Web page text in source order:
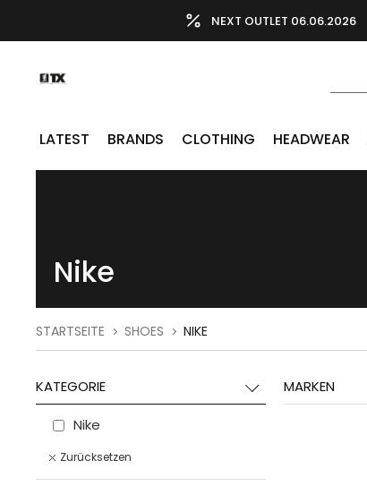
NEXT OUTLET 06.06.2026
LATEST BRANDS CLOTHING HEADWEAR
Nike
STARTSEITE SHOES NIKE
KATEGORIE
Nike
Zurücksetzen
MARKEN